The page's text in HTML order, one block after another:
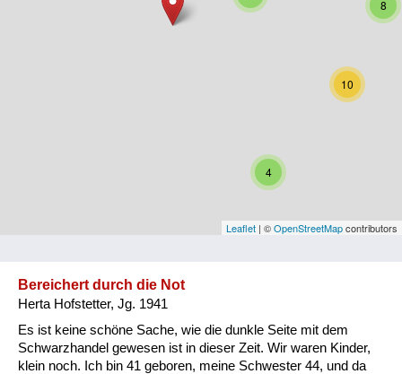
Vorarlberg
Kategorie
Besatzungsmächte
10
4
8
Leaflet | ©OpenStreetMapcontributors
Bereichert durch die Not
Herta Hofstetter, Jg. 1941
Es ist keine schöne Sache, wie die dunkle Seite mit dem
Schwarzhandel gewesen ist in dieser Zeit. Wir waren Kinder,
klein noch. Ich bin 41 geboren, meine Schwester 44, und da